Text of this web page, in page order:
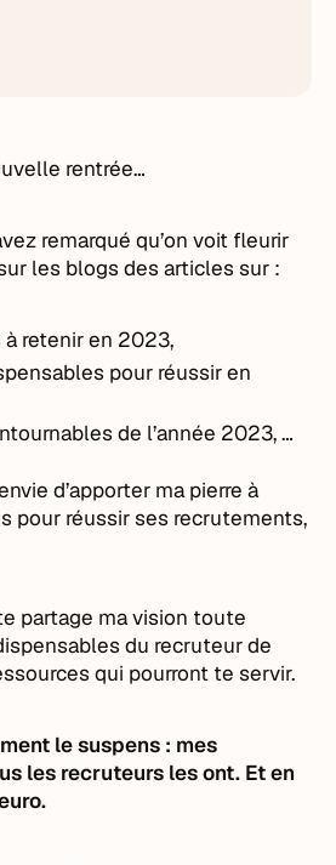
rentrée…
remarqué qu’on voit fleurir
les blogs des articles sur :
retenir en 2023,
pour réussir en
de l’année 2023, …
d’apporter ma pierre à
pour réussir ses recrutements,
partage ma vision toute
du recruteur de
qui pourront te servir.
le suspens : mes
les recruteurs les ont. Et en